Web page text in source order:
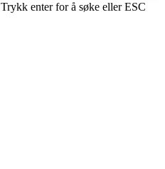
Trykk enter for å søke eller ESC